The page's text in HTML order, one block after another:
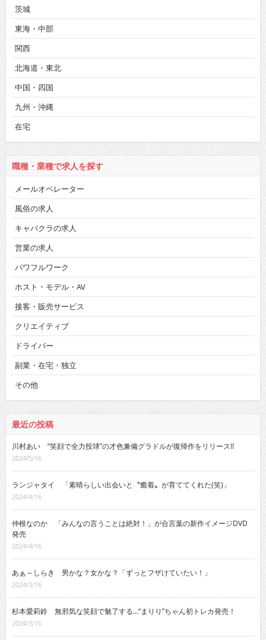
茨城
東海・中部
関西
北海道・東北
中国・四国
九州・沖縄
在宅
職種・業種で求人を探す
メールオペレーター
風俗の求人
キャバクラの求人
営業の求人
パワフルワーク
ホスト・モデル・AV
接客・販売サービス
クリエイティブ
ドライバー
副業・在宅・独立
その他
最近の投稿
川村あい “笑顔で全力投球”の才色兼備グラドルが復帰作をリリース!!
2024/5/16
ランジャタイ 「素晴らしい出会いと〝癒着〟が育ててくれた(笑)」
2024/4/16
仲根なのか 「みんなの言うことは絶対！」が合言葉の新作イメージDVD
発売
2024/4/16
あぁ～しらき 男かな？女かな？「ずっとフザけていたい！」
2024/3/16
杉本愛莉鈴 無邪気な笑顔で魅了する…“まりり”ちゃん初トレカ発売！
2024/3/16